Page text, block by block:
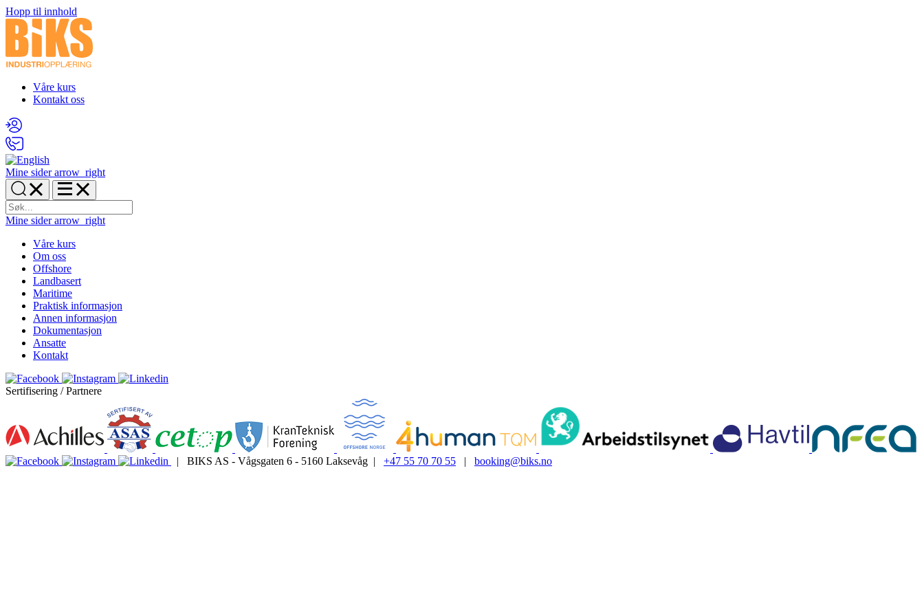
Hopp til innhold
Våre kurs
Kontakt oss
Mine sider arrow_right
Mine sider arrow_right
Våre kurs
Om oss
Offshore
Landbasert
Maritime
Praktisk informasjon
Annen informasjon
Dokumentasjon
Ansatte
Kontakt
Sertifisering / Partnere
| BIKS AS - Vågsgaten 6 - 5160 Laksevåg | +47 55 70 70 55 | booking@biks.no